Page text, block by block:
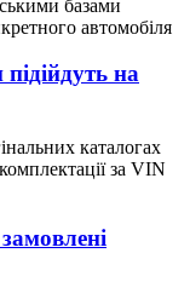
базами
автомобіля
на
каталогах
за VIN